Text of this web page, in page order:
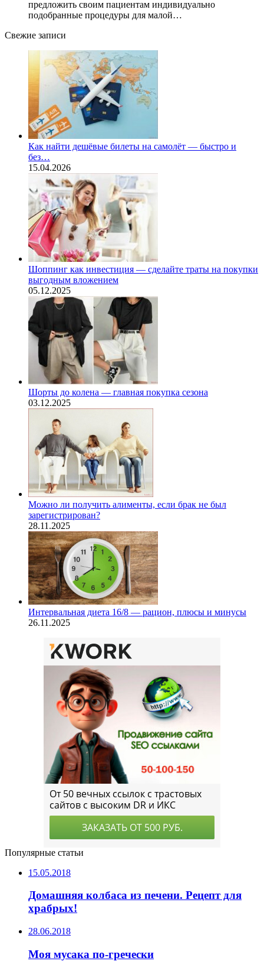
предложить своим пациентам индивидуально
подобранные процедуры для малой…
Свежие записи
Как найти дешёвые билеты на самолёт — быстро и
без…
15.04.2026
Шоппинг как инвестиция — сделайте траты на покупки
выгодным вложением
05.12.2025
Шорты до колена — главная покупка сезона
03.12.2025
Можно ли получить алименты, если брак не был
зарегистрирован?
28.11.2025
Интервальная диета 16/8 — рацион, плюсы и минусы
26.11.2025
Популярные статьи
15.05.2018
Домашняя колбаса из печени. Рецепт для
храбрых!
28.06.2018
Моя мусака по-гречески